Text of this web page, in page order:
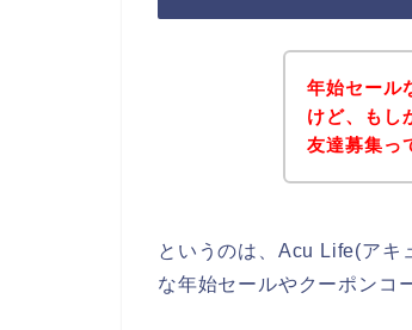
年始セール
けど、もし
友達募集っ
というのは、Acu Life(アキ
な年始セールやクーポンコ